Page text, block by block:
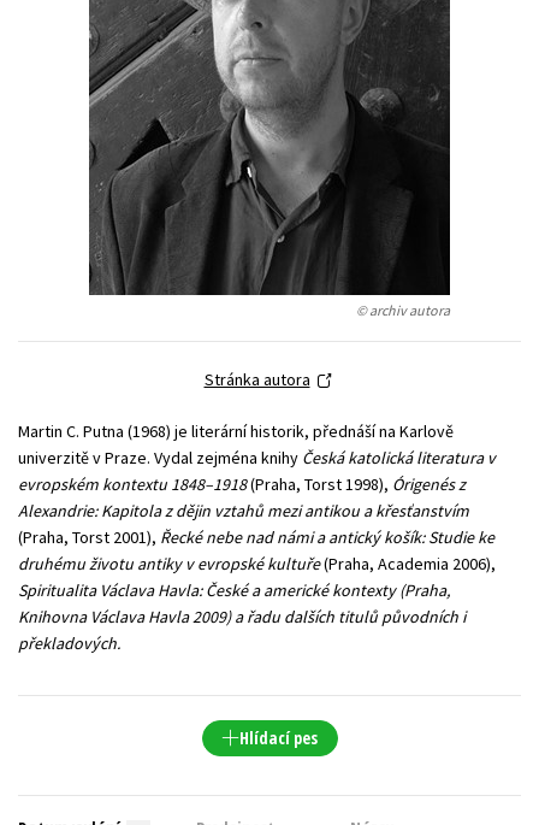
Young adult (SK)
Zahraniční literatura Zdraví a životní styl
Všechny tituly
© archiv autora
Stránka autora
Martin C. Putna (1968) je literární historik, přednáší na Karlově
univerzitě v Praze. Vydal zejména knihy Česká katolická literatura v
evropském kontextu 1848–1918(Praha, Torst 1998), Órigenés z
Alexandrie: Kapitola z dějin vztahů mezi antikou a křesťanstvím
(Praha, Torst 2001), Řecké nebe nad námi a antický košík: Studie ke
druhému životu antiky v evropské kultuře(Praha, Academia 2006),
Spiritualita Václava Havla: České a americké kontexty(Praha,
Knihovna Václava Havla 2009) a řadu dalších titulů původních i
překladových.
Hlídací pes